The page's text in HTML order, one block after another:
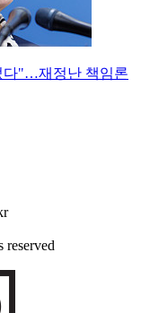
다"…재정난 책임론
reserved